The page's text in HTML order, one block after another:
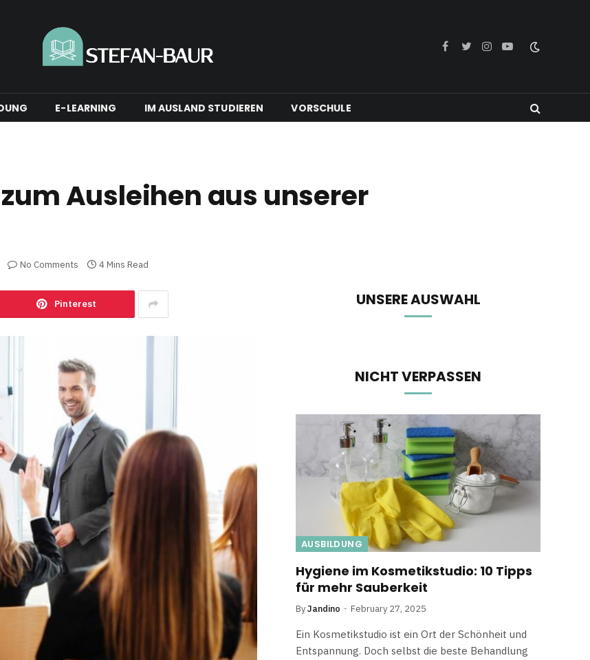
Facebook
TwitterInstagram
YouTube
E-LEARNING IM AUSLAND STUDIEREN VORSCHULE
Ausleihen aus unserer
No Comments 4 Mins Read
Pinterest UNSERE AUSWAHL
NICHT VERPASSEN
AUSBILDUNG
Hygiene im Kosmetikstudio: 10 Tipps
für mehr Sauberkeit
ByJandino February 27, 2025
Ein Kosmetikstudio ist ein Ort der Schönheit und
Entspannung. Doch selbst die beste Behandlung